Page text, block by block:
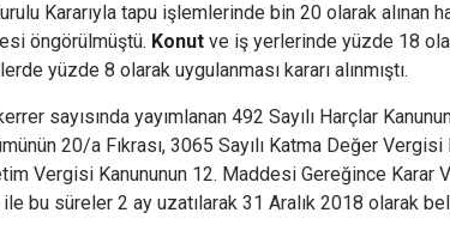
Kararıyla tapu işlemlerinde bin 20 olarak alınan
öngörülmüştü. Konut ve iş yerlerinde yüzde 18
yüzde 8 olarak uygulanması kararı alınmıştı.
sayısında yayımlanan 492 Sayılı Harçlar
20/a Fıkrası, 3065 Sayılı Katma Değer
Vergisi Kanununun 12. Maddesi Gereğince Karar
ile bu süreler 2 ay uzatılarak 31 Aralık 2018 olarak